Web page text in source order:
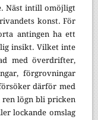
Näst intill omöjligt
konst. För
antingen ha ett
insikt. Vilket inte
med överdrifter,
förgrovningar
därför med
ren lögn bli pricken
lockande omslag